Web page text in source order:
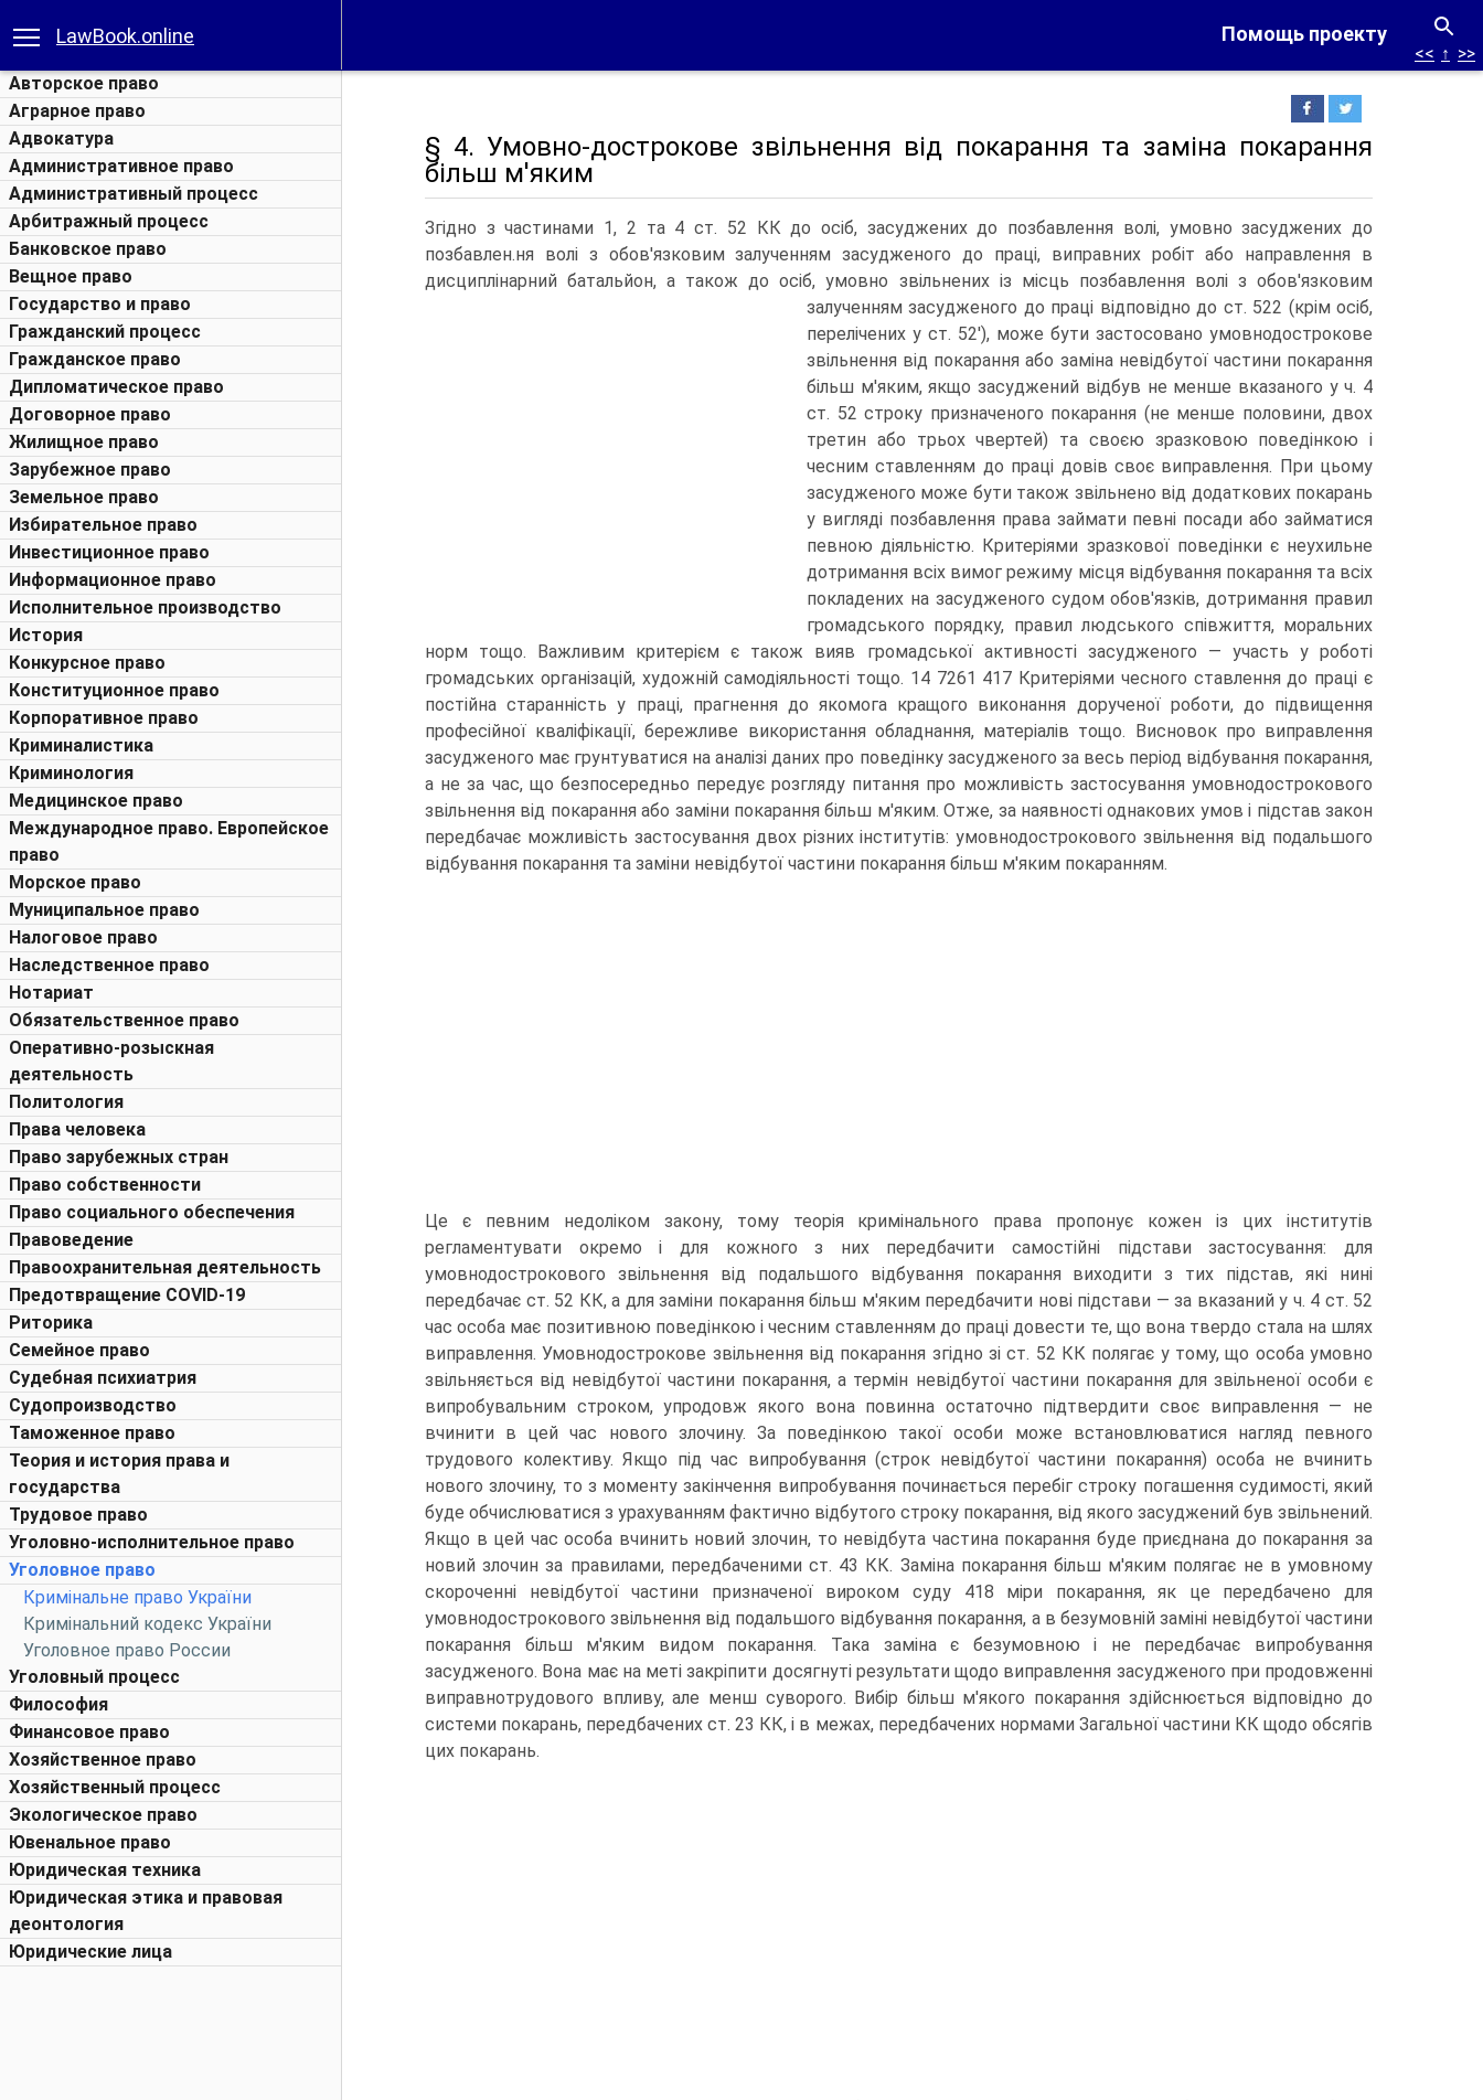
Помощь проекту
LawBook.online
Авторское право
Аграрное право
Адвокатура
Административное право
Административный процесс
Арбитражный процесс
Банковское право
Вещное право
Государство и право
Гражданский процесс
Гражданское право
Дипломатическое право
Договорное право
Жилищное право
Зарубежное право
Земельное право
Избирательное право
Инвестиционное право
Информационное право
Исполнительное производство
История
Конкурсное право
Конституционное право
Корпоративное право
Криминалистика
Криминология
Медицинское право
Международное право. Европейское
право
Морское право
Муниципальное право
Налоговое право
Наследственное право
Нотариат
Обязательственное право
Оперативно-розыскная
деятельность
Политология
Права человека
Право зарубежных стран
Право собственности
Право социального обеспечения
Правоведение
Правоохранительная деятельность
Предотвращение COVID-19
Риторика
Семейное право
Судебная психиатрия
Судопроизводство
Таможенное право
Теория и история права и
государства
Трудовое право
Уголовно-исполнительное право
Уголовное право
Кримінальне право України
Кримінальний кодекс України
Уголовное право России
Уголовный процесс
Философия
Финансовое право
Хозяйственное право
Хозяйственный процесс
Экологическое право
Ювенальное право
Юридическая техника
Юридическая этика и правовая
деонтология
Юридические лица
<< ↑ >>
§ 4. Умовно-дострокове звільнення від покарання та заміна покарання
більш м'яким
Згідно з частинами 1, 2 та 4 ст. 52 КК до осіб, засуджених до позбавлення волі, умовно засуджених до
позбавлен.ня волі з обов'язковим залученням засудженого до праці, виправних робіт або направлення в
дисциплінарний батальйон, а також до осіб, умовно звільнених із місць позбавлення волі з обов'язковим
залученням засудженого до праці відповідно до ст. 522 (крім осіб,
перелічених у ст. 52'), може бути застосовано умовнодострокове
звільнення від покарання або заміна невідбутої частини покарання
більш м'яким, якщо засуджений відбув не менше вказаного у ч. 4
ст. 52 строку призначеного покарання (не менше половини, двох
третин або трьох чвертей) та своєю зразковою поведінкою і
чесним ставленням до праці довів своє виправлення. При цьому
засудженого може бути також звільнено від додаткових покарань
у вигляді позбавлення права займати певні посади або займатися
певною діяльністю. Критеріями зразкової поведінки є неухильне
дотримання всіх вимог режиму місця відбування покарання та всіх
покладених на засудженого судом обов'язків, дотримання правил
громадського порядку, правил людського співжиття, моральних
норм тощо. Важливим критерієм є також вияв громадської активності засудженого — участь у роботі
громадських організацій, художній самодіяльності тощо. 14 7261 417 Критеріями чесного ставлення до праці є
постійна старанність у праці, прагнення до якомога кращого виконання дорученої роботи, до підвищення
професійної кваліфікації, бережливе використання обладнання, матеріалів тощо. Висновок про виправлення
засудженого має грунтуватися на аналізі даних про поведінку засудженого за весь період відбування покарання,
а не за час, що безпосередньо передує розгляду питання про можливість застосування умовнодострокового
звільнення від покарання або заміни покарання більш м'яким. Отже, за наявності однакових умов і підстав закон
передбачає можливість застосування двох різних інститутів: умовнодострокового звільнення від подальшого
відбування покарання та заміни невідбутої частини покарання більш м'яким покаранням.
Це є певним недоліком закону, тому теорія кримінального права пропонує кожен із цих інститутів
регламентувати окремо і для кожного з них передбачити самостійні підстави застосування: для
умовнодострокового звільнення від подальшого відбування покарання виходити з тих підстав, які нині
передбачає ст. 52 КК, а для заміни покарання більш м'яким передбачити нові підстави — за вказаний у ч. 4 ст. 52
час особа має позитивною поведінкою і чесним ставленням до праці довести те, що вона твердо стала на шлях
виправлення. Умовнодострокове звільнення від покарання згідно зі ст. 52 КК полягає у тому, що особа умовно
звільняється від невідбутої частини покарання, а термін невідбутої частини покарання для звільненої особи є
випробувальним строком, упродовж якого вона повинна остаточно підтвердити своє виправлення — не
вчинити в цей час нового злочину. За поведінкою такої особи може встановлюватися нагляд певного
трудового колективу. Якщо під час випробування (строк невідбутої частини покарання) особа не вчинить
нового злочину, то з моменту закінчення випробування починається перебіг строку погашення судимості, який
буде обчислюватися з урахуванням фактично відбутого строку покарання, від якого засуджений був звільнений.
Якщо в цей час особа вчинить новий злочин, то невідбута частина покарання буде приєднана до покарання за
новий злочин за правилами, передбаченими ст. 43 КК. Заміна покарання більш м'яким полягає не в умовному
скороченні невідбутої частини призначеної вироком суду 418 міри покарання, як це передбачено для
умовнодострокового звільнення від подальшого відбування покарання, а в безумовній заміні невідбутої частини
покарання більш м'яким видом покарання. Така заміна є безумовною і не передбачає випробування
засудженого. Вона має на меті закріпити досягнуті результати щодо виправлення засудженого при продовженні
виправнотрудового впливу, але менш суворого. Вибір більш м'якого покарання здійснюється відповідно до
системи покарань, передбачених ст. 23 КК, і в межах, передбачених нормами Загальної частини КК щодо обсягів
цих покарань.